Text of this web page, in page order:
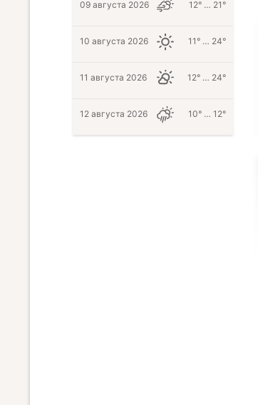
09 августа 2026 12° … 21°
10 августа 2026 11° … 24°
11 августа 2026 12° … 24°
12 августа 2026 10° … 12°